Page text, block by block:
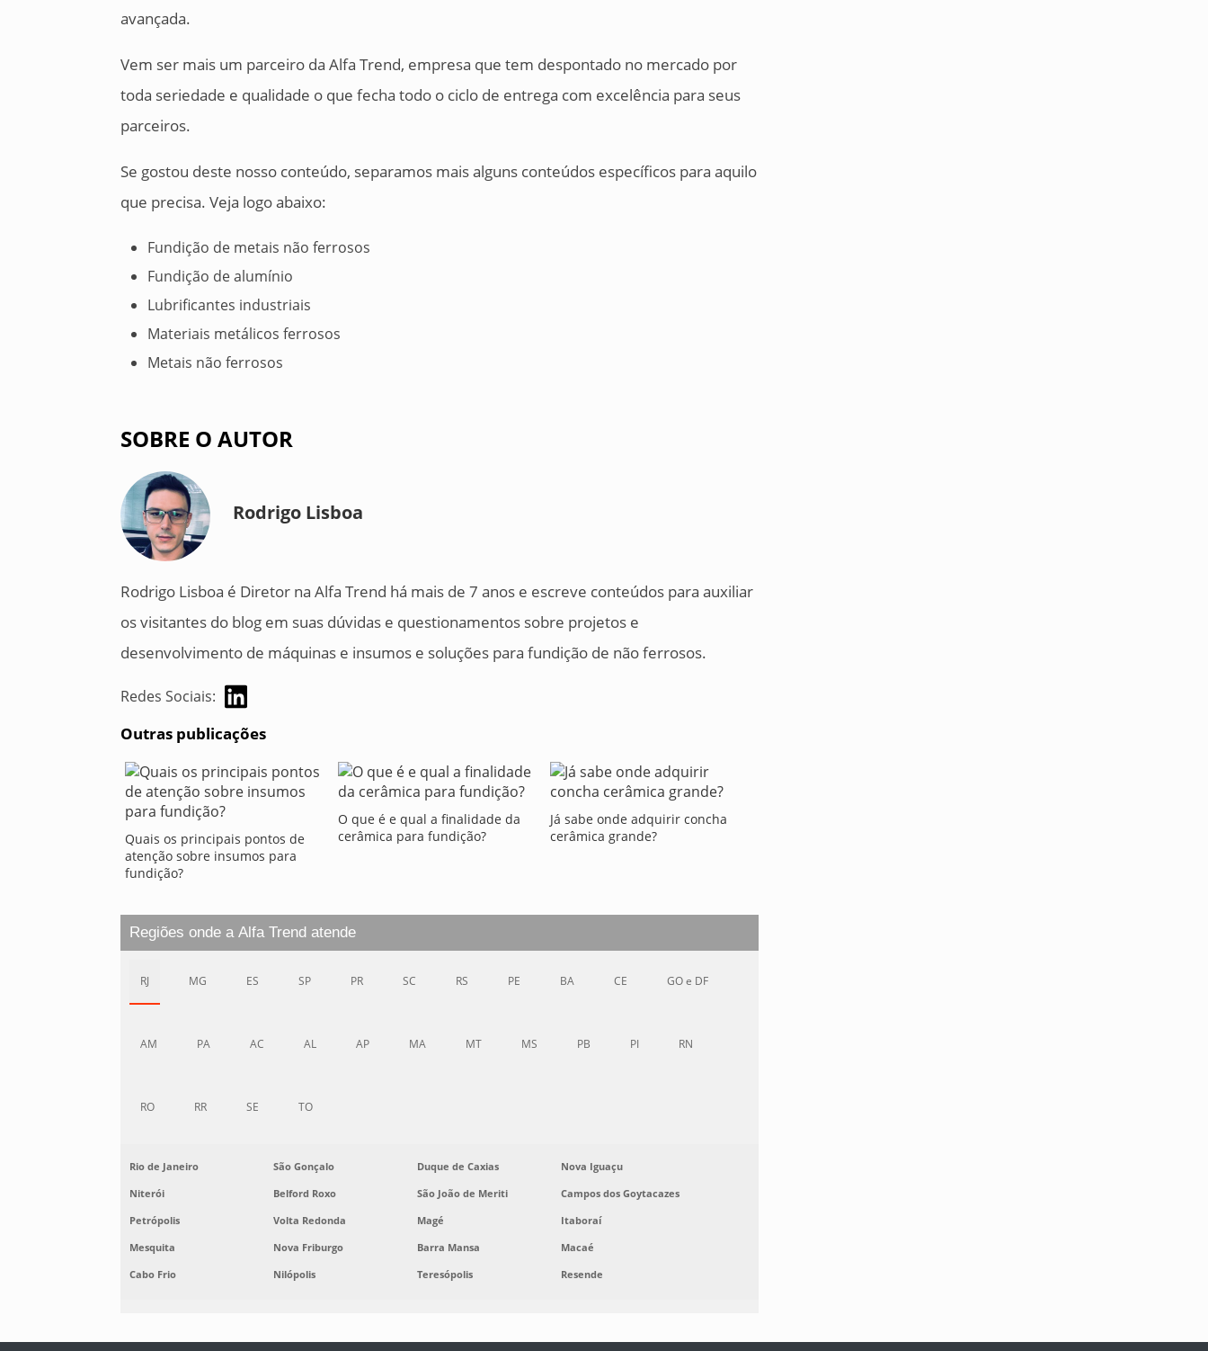
avançada.
Vem ser mais um parceiro da Alfa Trend, empresa que tem despontado no mercado por
toda seriedade e qualidade o que fecha todo o ciclo de entrega com excelência para seus
parceiros.
Se gostou deste nosso conteúdo, separamos mais alguns conteúdos específicos para aquilo
que precisa. Veja logo abaixo:
Fundição de metais não ferrosos
Fundição de alumínio
Lubrificantes industriais
Materiais metálicos ferrosos
Metais não ferrosos
SOBRE O AUTOR
Rodrigo Lisboa
Rodrigo Lisboa é Diretor na Alfa Trend há mais de 7 anos e escreve conteúdos para auxiliar
os visitantes do blog em suas dúvidas e questionamentos sobre projetos e
desenvolvimento de máquinas e insumos e soluções para fundição de não ferrosos.
Redes Sociais:
Outras publicações
Quais os principais pontos de
atenção sobre insumos para
fundição?
O que é e qual a finalidade da
cerâmica para fundição?
Já sabe onde adquirir concha
cerâmica grande?
Regiões onde a Alfa Trend atende
RJ MG ES SP PR SC RS PE BA CE GO e DF
AM PA AC AL AP MA MT MS PB PI RN
RO RR SE TO
Rio de Janeiro São Gonçalo Duque de Caxias
Nova Iguaçu
Niterói
Belford Roxo São João de Meriti
Campos dos Goytacazes
Petrópolis
Volta Redonda Magé
Itaboraí
Mesquita
Nova Friburgo Barra Mansa
Macaé
Cabo Frio
Nilópolis Teresópolis Resende